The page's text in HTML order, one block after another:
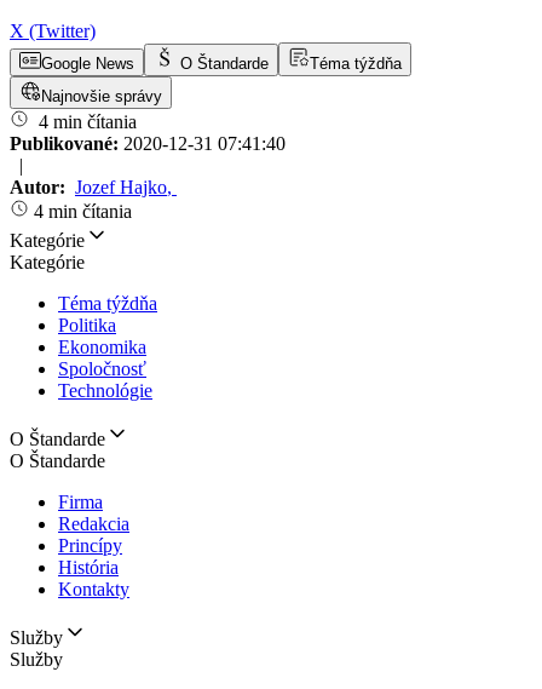
X (Twitter)
Google News O Štandarde
Téma týždňa
Najnovšie správy
4 min čítania
Publikované: 2020-12-31 07:41:40
|
Autor: Jozef Hajko,
4 min čítania
Kategórie
Kategórie
Téma týždňa
Politika
Ekonomika
Spoločnosť
Technológie
O Štandarde
O Štandarde
Firma
Redakcia
Princípy
História
Kontakty
Služby
Služby